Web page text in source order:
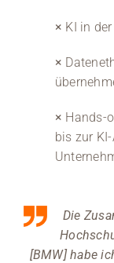
× KI in
×
× Hands-
bis zur
Die
[BMW] habe